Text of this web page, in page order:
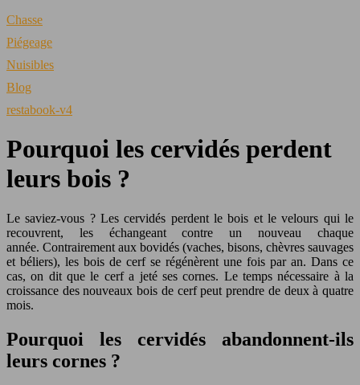
Chasse
Piégeage
Nuisibles
Blog
restabook-v4
Pourquoi les cervidés perdent
leurs bois ?
Le saviez-vous ? Les cervidés perdent le bois et le velours qui le
recouvrent, les échangeant contre un nouveau chaque
année. Contrairement aux bovidés (vaches, bisons, chèvres sauvages
et béliers), les bois de cerf se régénèrent une fois par an. Dans ce
cas, on dit que le cerf a jeté ses cornes. Le temps nécessaire à la
croissance des nouveaux bois de cerf peut prendre de deux à quatre
mois.
Pourquoi les cervidés abandonnent-ils
leurs cornes ?